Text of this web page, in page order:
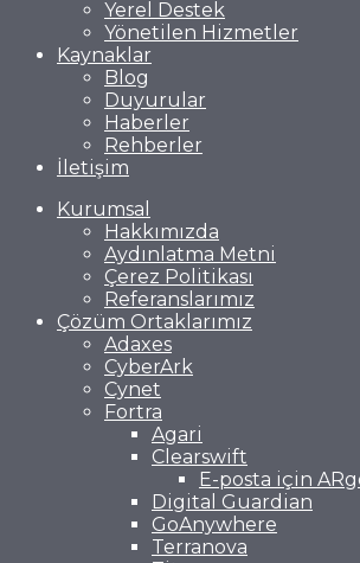
Yerel Destek
Yönetilen Hizmetler
Kaynaklar
Blog
Duyurular
Haberler
Rehberler
İletişim
Kurumsal
Hakkımızda
Aydınlatma Metni
Çerez Politikası
Referanslarımız
Çözüm Ortaklarımız
Adaxes
CyberArk
Cynet
Fortra
Agari
Clearswift
E-posta için
Digital Guardian
GoAnywhere
Terranova